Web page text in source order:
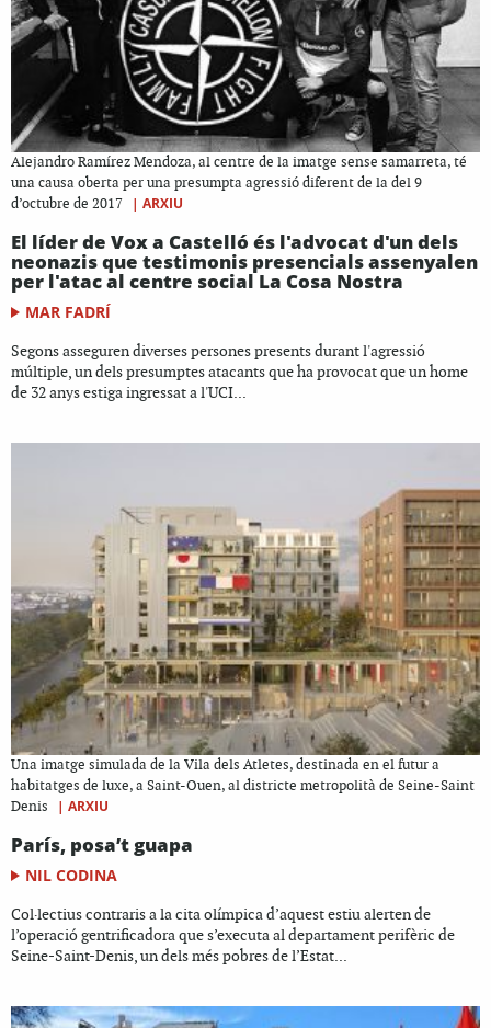
Alejandro Ramírez Mendoza, al centre de la imatge sense samarreta, té
una causa oberta per una presumpta agressió diferent de la del 9
d’octubre de 2017
| ARXIU
El líder de Vox a Castelló és l'advocat d'un dels
neonazis que testimonis presencials assenyalen
per l'atac al centre social La Cosa Nostra
MAR FADRÍ
Segons asseguren diverses persones presents durant l'agressió
múltiple, un dels presumptes atacants que ha provocat que un home
de 32 anys estiga ingressat a l'UCI...
Una imatge simulada de la Vila dels Atletes, destinada en el futur a
habitatges de luxe, a Saint-Ouen, al districte metropolità de Seine-Saint
Denis
| ARXIU
París, posa’t guapa
NIL CODINA
Col·lectius contraris a la cita olímpica d’aquest estiu alerten de
l’operació gentrificadora que s’executa al departament perifèric de
Seine-Saint-Denis, un dels més pobres de l’Estat...